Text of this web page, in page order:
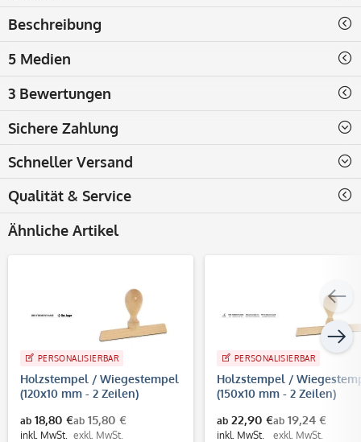
Beschreibung
5 Medien
3 Bewertungen
Sichere Zahlung
Schneller Versand
Qualität & Service
Ähnliche Artikel
PERSONALISIERBAR
Holzstempel / Wiegestempel
(120x10 mm - 2 Zeilen)
ab 18,80 €
inkl. MwSt.
ab 15,80 €
exkl. MwSt.
PERSONALISIERBAR
Holzstempel /
(150x10 mm - 2 Zeilen)
ab 22,90 €
inkl. MwSt.
ab 19,24 €
exkl. MwSt.